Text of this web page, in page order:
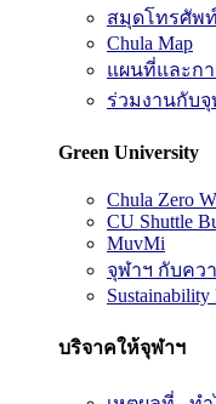
สมุดโทรศัพ
Chula Map
แผนที่และกา
ร่วมงานกับจุ
Green University
Chula Zero
CU Shuttle
MuvMi
จุฬาฯ กับคว
Sustainability
บริจาคให้จุฬาฯ